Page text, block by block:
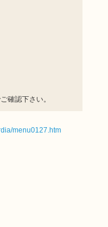
確認下さい。
menu0127.htm